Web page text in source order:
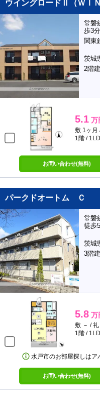
ウイングロードⅡ（ＷＩ
常磐
歩3分
関東
茨城
2階
5.1 万
敷 1ヶ月
1階 /
お問い合わせ(無料)
パークドオートム Ｃ
常磐
徒歩
茨城
3階
5.8 万
敷 － / 礼
1階 /
水戸市のお部屋探しはア
お問い合わせ(無料)